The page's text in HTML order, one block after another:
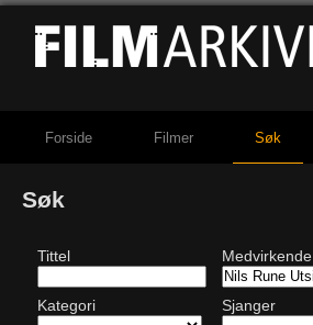
Forside Filmer Søk
Søk
Tittel Medvirkende
Kategori Sjanger